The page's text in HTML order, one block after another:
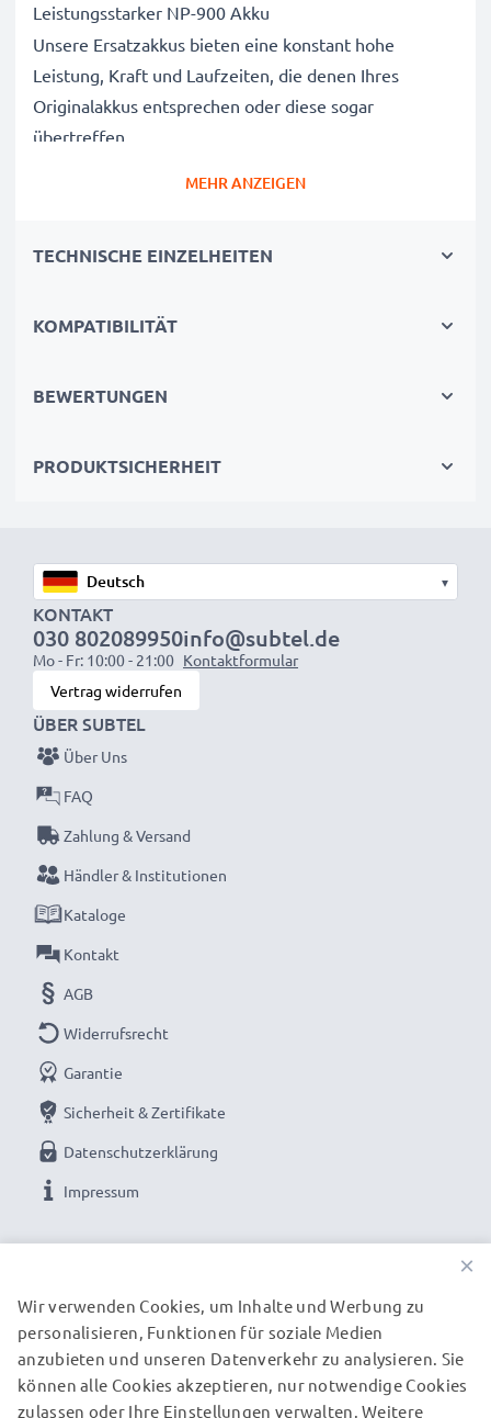
Leistungsstarker NP-900 Akku
Unsere Ersatzakkus bieten eine konstant hohe
Leistung, Kraft und Laufzeiten, die denen Ihres
Originalakkus entsprechen oder diese sogar
übertreffen.
Produktionsprozesses strengen und rigorosen Tests
Normen und darüber hinaus.
wieder mit voller Leistung und verkleinern Sie Ihren
Entscheiden Sie sich für CELLONIC und machen Sie
keine Abstriche bei der Qualität!
MEHR ANZEIGEN
TECHNISCHE EINZELHEITEN
KOMPATIBILITÄT
BEWERTUNGEN
PRODUKTSICHERHEIT
▾
KONTAKT
030 802089950
Mo - Fr: 10:00 - 21:00
info@subtel.de
Kontaktformular
Vertrag widerrufen
ÜBER SUBTEL
Über Uns
FAQ
Zahlung & Versand
Händler & Institutionen
Kataloge
Kontakt
AGB
Widerrufsrecht
Garantie
Sicherheit & Zertifikate
Datenschutzerklärung
Impressum
UNSERE VERSANDPARTNER
×
Wir verwenden Cookies, um Inhalte und Werbung zu
personalisieren, Funktionen für soziale Medien
anzubieten und unseren Datenverkehr zu analysieren. Sie
können alle Cookies akzeptieren, nur notwendige Cookies
zulassen oder Ihre Einstellungen verwalten. Weitere